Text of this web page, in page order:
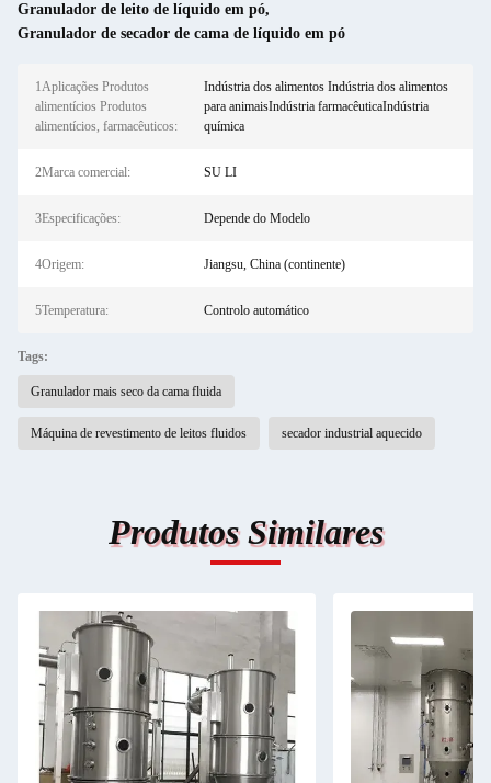
Granulador de leito de líquido em pó,
Granulador de secador de cama de líquido em pó
1Aplicações Produtos
alimentícios Produtos
alimentícios, farmacêuticos:
Indústria dos alimentos Indústria dos alimentos
para animaisIndústria farmacêuticaIndústria
química
2Marca comercial: SU LI
3Especificações: Depende do Modelo
4Origem: Jiangsu, China (continente)
5Temperatura: Controlo automático
Tags:
Granulador mais seco da cama fluida
Máquina de revestimento de leitos fluidos secador industrial aquecido
Produtos Similares